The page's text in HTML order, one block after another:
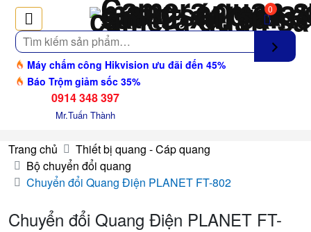
Tìm
kiếm
Máy chấm công Hikvision ưu đãi đến 45%
Báo Trộm giảm sốc 35%
0
0914 348 397
Mr.Tuấn Thành
Trang chủ
Thiết bị quang - Cáp quang
Bộ chuyển đổi quang
Chuyển đổi Quang Điện PLANET FT-802
Chuyển đổi Quang Điện PLANET FT-